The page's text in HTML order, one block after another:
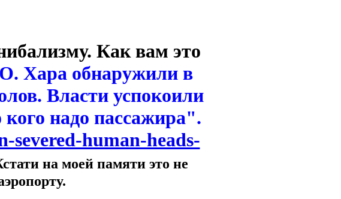
Как вам это
Хара обнаружили в
Власти успокоили
надо пассажира".
severed-human-heads-
на моей памяти это не